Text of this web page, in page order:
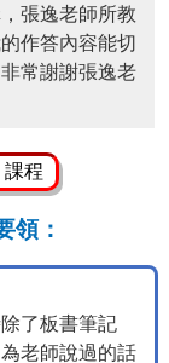
張逸老師所教
作答內容能切
常謝謝張逸老
課程
領：
了板書筆記
老師說過的話